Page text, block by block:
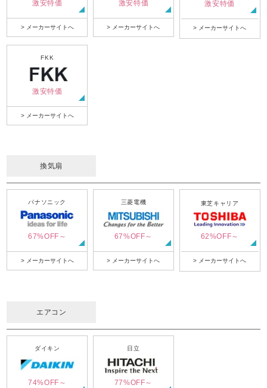
激安特価
> メーカーサイトへ
激安特価
> メーカーサイトへ
激安特価
> メーカーサイトへ
FKK
激安特価
> メーカーサイトへ
換気扇
パナソニック
67%OFF～
> メーカーサイトへ
三菱電機
67%OFF～
> メーカーサイトへ
東芝キャリア
62%OFF～
> メーカーサイトへ
エアコン
ダイキン
74%OFF～
日立
77%OFF～